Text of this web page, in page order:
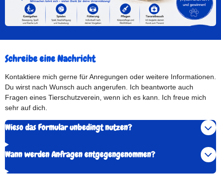
Schreibe eine Nachricht
Kontaktiere mich gerne für Anregungen oder weitere Informationen.
Du wirst nach Wunsch auch angerufen. Ich beantworte auch
Fragen eines Tierschutzverein, wenn ich es kann. Ich freue mich
sehr auf dich.
Wieso das Formular unbedingt nutzen?
Wann werden Anfragen entgegengenommen?